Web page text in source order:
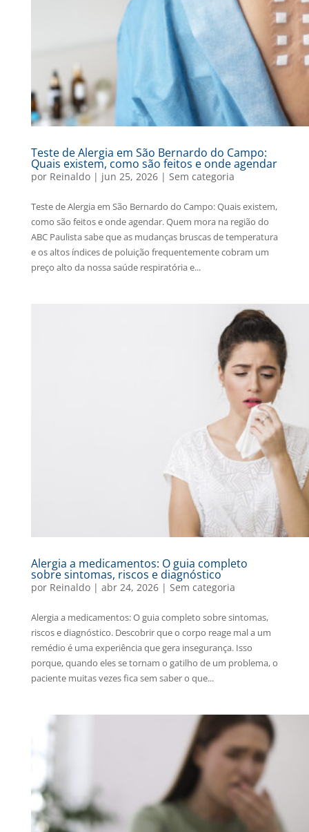
Teste de Alergia em São Bernardo do Campo:
Quais existem, como são feitos e onde agendar
por Reinaldo| jun 25, 2026| Sem categoria
Teste de Alergia em São Bernardo do Campo: Quais existem,
como são feitos e onde agendar. Quem mora na região do
ABC Paulista sabe que as mudanças bruscas de temperatura
e os altos índices de poluição frequentemente cobram um
preço alto da nossa saúde respiratória e...
Alergia a medicamentos: O guia completo
sobre sintomas, riscos e diagnóstico
por Reinaldo| abr 24, 2026| Sem categoria
Alergia a medicamentos: O guia completo sobre sintomas,
riscos e diagnóstico. Descobrir que o corpo reage mal a um
remédio é uma experiência que gera insegurança. Isso
porque, quando eles se tornam o gatilho de um problema, o
paciente muitas vezes fica sem saber o que...